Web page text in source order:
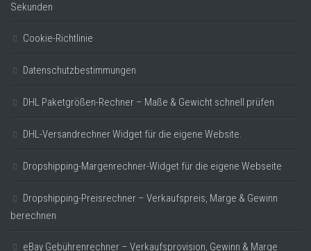
Sekunden
Cookie-Richtlinie
Datenschutzbestimmungen
DHL Paketgrößen-Rechner – Maße & Gewicht schnell prüfen
DHL-Versandrechner Widget für die eigene Website.
Dropshipping-Margenrechner-Widget für die eigene Webseite
Dropshipping-Preisrechner – Verkaufspreis, Marge & Gewinn
berechnen
eBay Gebührenrechner – Verkaufsprovision, Gewinn & Marge